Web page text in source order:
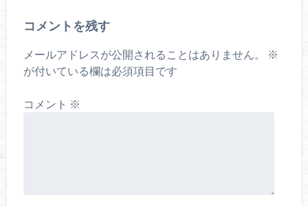
コメントを残す
メールアドレスが公開されることはありません。
※
が付いている欄は必須項目です
コメント ※